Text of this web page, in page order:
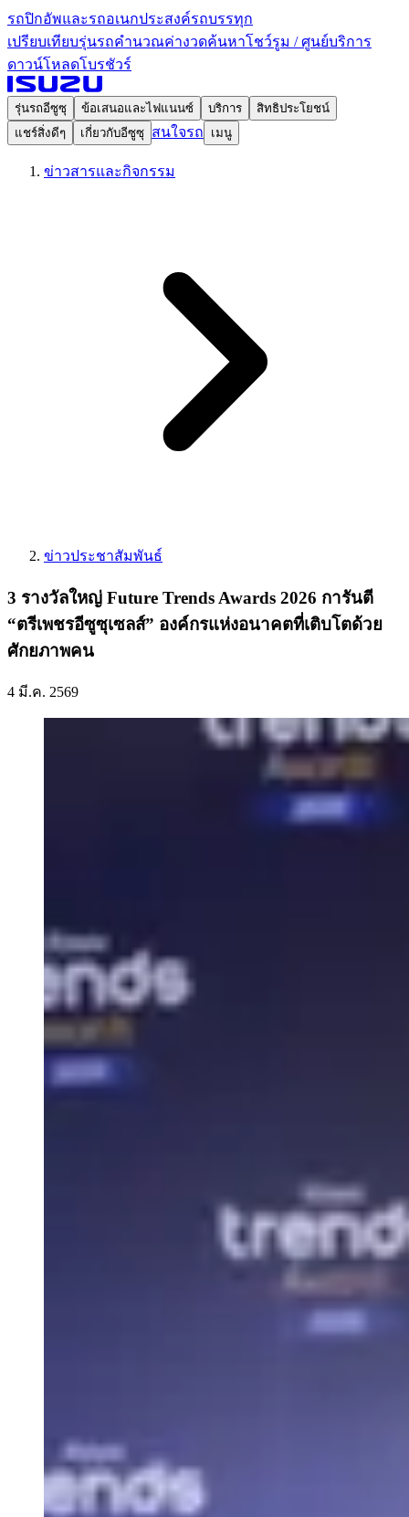
รถปิกอัพและรถอเนกประสงค์รถบรรทุก
เปรียบเทียบรุ่นรถคำนวณค่างวดค้นหาโชว์รูม / ศูนย์บริการ
ดาวน์โหลดโบรชัวร์
รุ่นรถอีซูซุ ข้อเสนอและไฟแนนซ์ บริการ
สิทธิประโยชน์
แชร์สิ่งดีๆ
เกี่ยวกับอีซูซุ สนใจรถ เมนู
ข่าวสารและกิจกรรม
ข่าวประชาสัมพันธ์
3 รางวัลใหญ่ Future Trends Awards 2026 การันตี
“ตรีเพชรอีซูซุเซลส์” องค์กรแห่งอนาคตที่เติบโตด้วย
ศักยภาพคน
4 มี.ค. 2569